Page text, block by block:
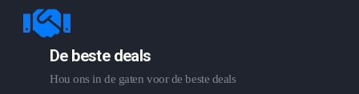
De beste deals
Hou ons in de gaten voor de beste deals